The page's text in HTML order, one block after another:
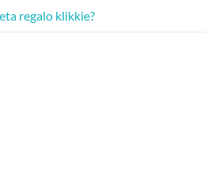
regalo klikkie?